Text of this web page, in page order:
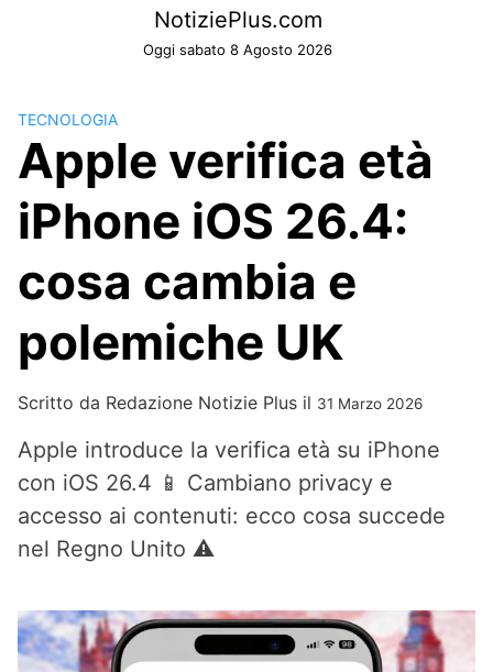
NotiziePlus.com
Oggi sabato 8 Agosto 2026
TECNOLOGIA
Apple verifica età
iPhone iOS 26.4:
cosa cambia e
polemiche UK
Scritto da Redazione Notizie Plus il 31 Marzo 2026
Apple introduce la verifica età su iPhone
con iOS 26.4 📱 Cambiano privacy e
accesso ai contenuti: ecco cosa succede
nel Regno Unito ⚠️